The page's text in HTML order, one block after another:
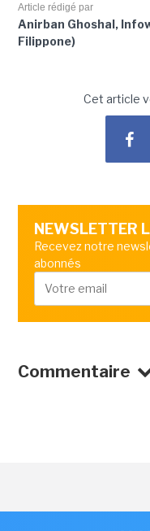
Article rédigé par
Anirban Ghoshal,
Filippone)
Cet article
NEWSLETTER
Recevez notre
abonnés
Commentaire